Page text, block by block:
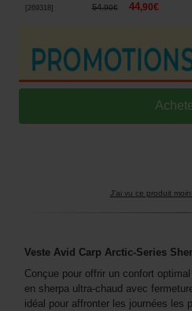
269318 ] 54,90€ 44,90€
J'ai vu ce produit
Veste Avid Carp Arctic-Series
Conçue pour offrir un confort
en sherpa ultra-chaud avec
idéal pour affronter les journées les